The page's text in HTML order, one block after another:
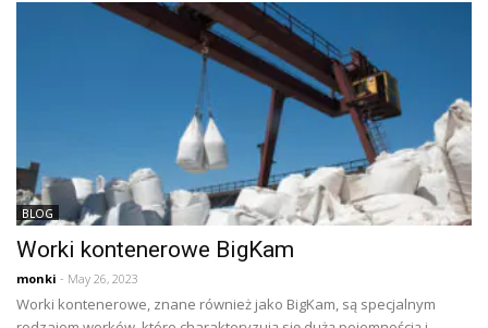
BLOG
Worki kontenerowe BigKam
monki - May 26, 2023
Worki kontenerowe, znane również jako BigKam, są specjalnym